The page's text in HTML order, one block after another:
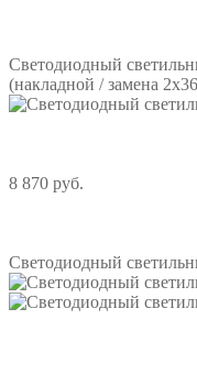
Светодиодный
(накладной / замена
8 870 руб.
Светодиодный